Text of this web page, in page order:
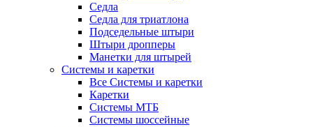
Седла
Седла для триатлона
Подседельные штыри
Штыри дропперы
Манетки для штырей
Системы и каретки
Все Системы и каретки
Каретки
Системы МТБ
Системы шоссейные